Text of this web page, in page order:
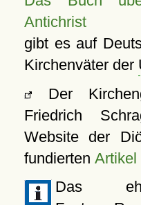
Antichrist
gibt es auf
Kirchenväter der
Der
Friedrich
Website der
fundierten Artikel
Das